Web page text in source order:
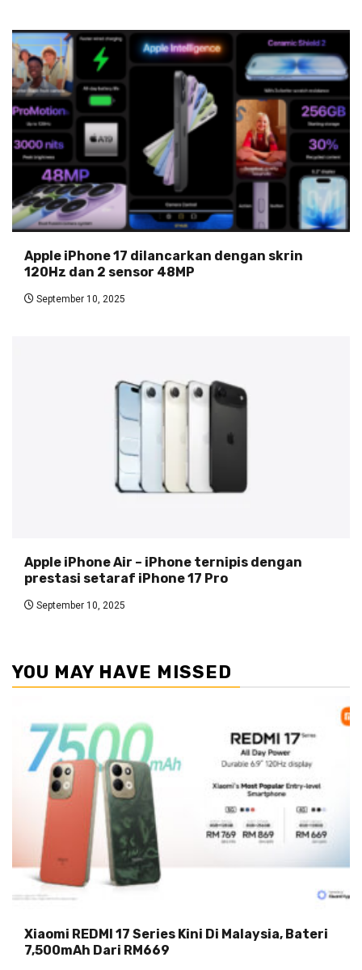
Apple iPhone 17 dilancarkan dengan skrin
120Hz dan 2 sensor 48MP
September 10, 2025
Apple iPhone Air – iPhone ternipis dengan
prestasi setaraf iPhone 17 Pro
September 10, 2025
YOU MAY HAVE MISSED
Xiaomi REDMI 17 Series Kini Di Malaysia, Bateri
7,500mAh Dari RM669